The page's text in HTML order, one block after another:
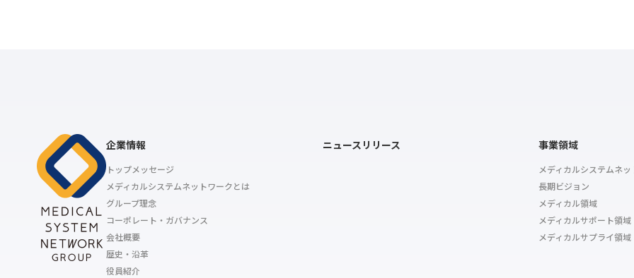
企業情報
トップメッセージ
メディカルシステムネットワークとは
グループ理念
コーポレート・ガバナンス
会社概要
歴史・沿革
役員紹介
ニュースリリース 事業領域
メディカルシステムネ
長期ビジョン
メディカル領域
メディカルサポート領域
メディカルサプライ領域